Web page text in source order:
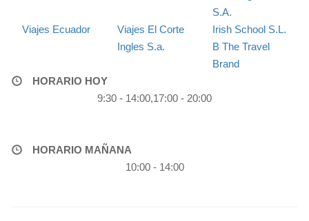
S.A.
Viajes Ecuador
Viajes El Corte
Ingles S.a.
Irish School S.L.
B The Travel
Brand
HORARIO HOY
9:30 - 14:00,17:00 - 20:00
HORARIO MAÑANA
10:00 - 14:00